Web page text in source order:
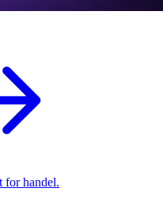
for handel.